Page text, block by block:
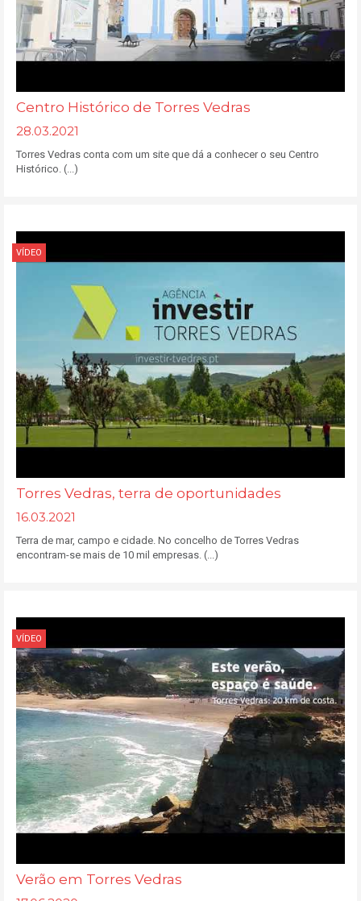
Centro Histórico de Torres Vedras
28.03.2021
Torres Vedras conta com um site que dá a conhecer o seu Centro
Histórico. (...)
VÍDEO
Torres Vedras, terra de oportunidades
16.03.2021
Terra de mar, campo e cidade. No concelho de Torres Vedras
encontram-se mais de 10 mil empresas. (...)
VÍDEO
Verão em Torres Vedras